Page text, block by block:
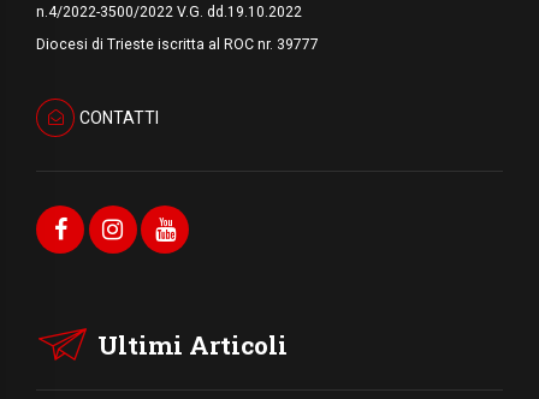
n.4/2022-3500/2022 V.G. dd.19.10.2022
Diocesi di Trieste iscritta al ROC nr. 39777
CONTATTI
Ultimi Articoli